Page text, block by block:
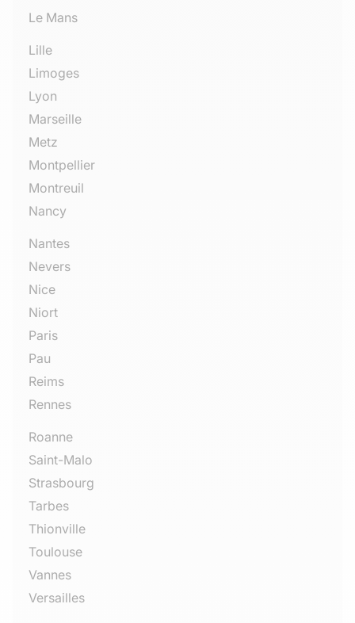
Le Mans
Lille
Limoges
Lyon
Marseille
Metz
Montpellier
Montreuil
Nancy
Nantes
Nevers
Nice
Niort
Paris
Pau
Reims
Rennes
Roanne
Saint-Malo
Strasbourg
Tarbes
Thionville
Toulouse
Vannes
Versailles